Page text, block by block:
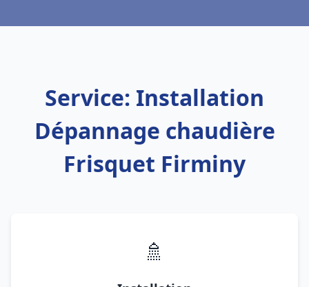
Service: Installation
Dépannage chaudière
Frisquet Firminy
🚿